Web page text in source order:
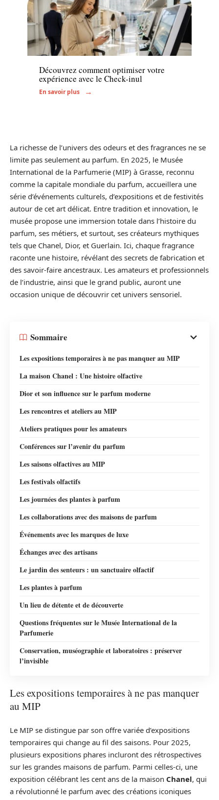
Administratif
Découvrez comment optimiser votre
expérience avec le Check-inul
En savoir plus
La richesse de l’univers des odeurs et des fragrances ne se
limite pas seulement au parfum. En 2025, le Musée
International de la Parfumerie (MIP) à Grasse, reconnu
comme la capitale mondiale du parfum, accueillera une
série d’événements culturels, d’expositions et de festivités
autour de cet art délicat. Entre tradition et innovation, le
musée propose une immersion totale dans l’histoire du
parfum, ses métiers, et surtout, ses créateurs mythiques
tels que Chanel, Dior, et Guerlain. Ici, chaque fragrance
raconte une histoire, révélant des secrets de fabrication et
des savoir-faire ancestraux. Les amateurs et professionnels
de l’industrie, ainsi que le grand public, auront une
occasion unique de découvrir cet univers sensoriel.
Sommaire
Les expositions temporaires à ne pas manquer au MIP
La maison Chanel : Une histoire olfactive
Dior et son influence sur le parfum moderne
Les rencontres et ateliers au MIP
Ateliers pratiques pour les amateurs
Conférences sur l’avenir du parfum
Les saisons olfactives au MIP
Les festivals olfactifs
Les journées des plantes à parfum
Les collaborations avec des maisons de parfum
Événements avec les marques de luxe
Échanges avec des artisans
Le jardin des senteurs : un sanctuaire olfactif
Les plantes à parfum
Un lieu de détente et de découverte
Questions fréquentes sur le Musée International de la
Parfumerie
Conservation, muséographie et laboratoires : préserver
l’invisible
Les expositions temporaires à ne pas manquer
au MIP
Le MIP se distingue par son offre variée d’expositions
temporaires qui change au fil des saisons. Pour 2025,
plusieurs expositions phares incluront des rétrospectives
sur les grandes maisons de parfum. Parmi celles-ci, une
exposition célébrant les cent ans de la maison Chanel, qui
a révolutionné le parfum avec des créations iconiques